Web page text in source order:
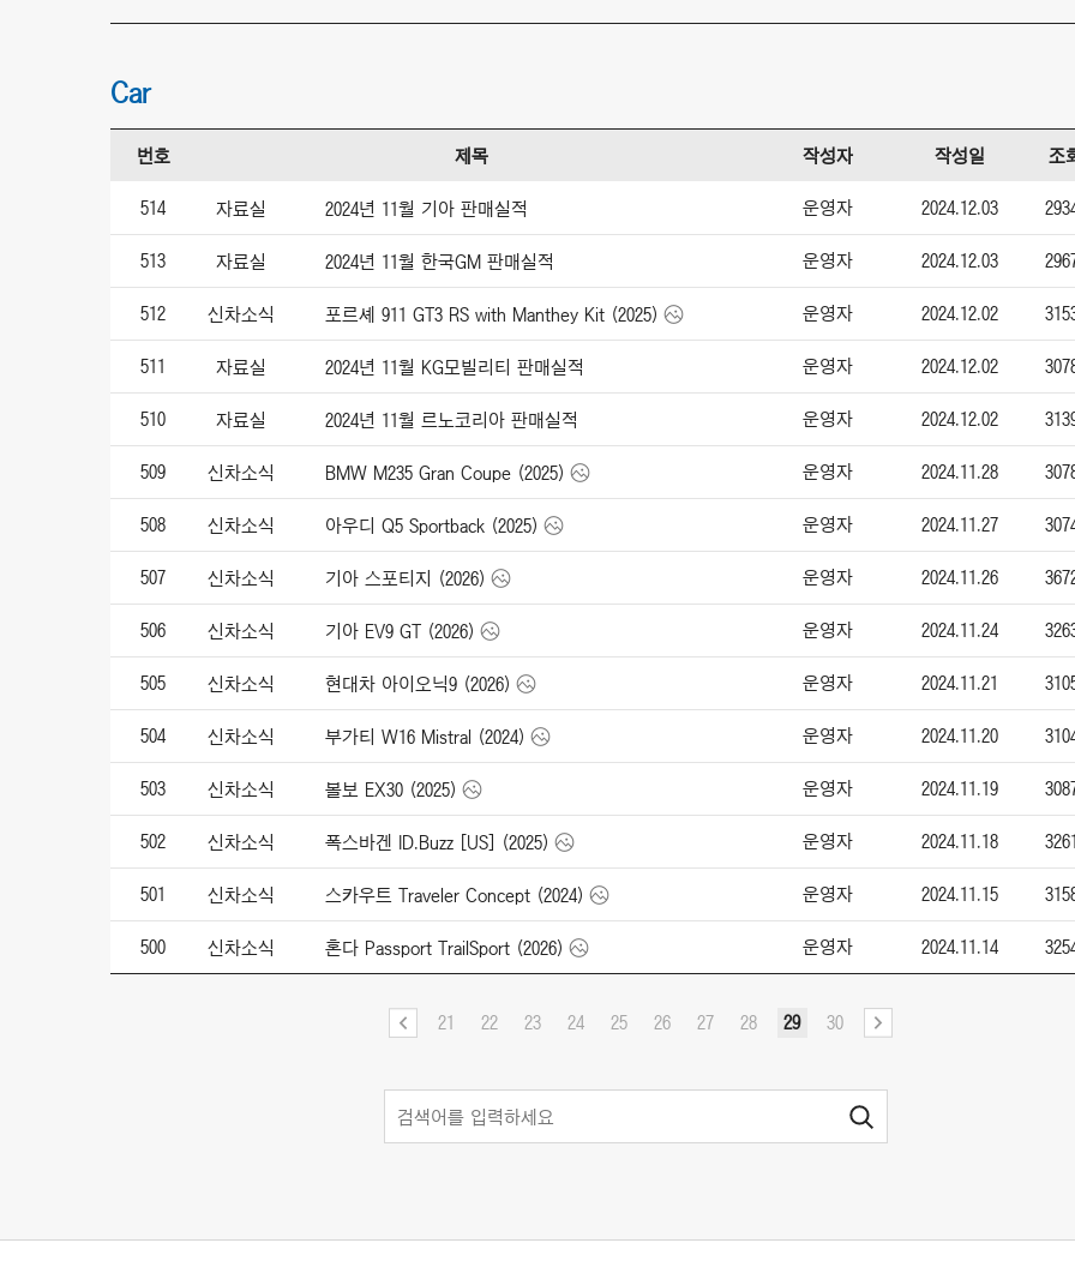
Car
번호 제목 작성자 작성일 조
514 자료실 2024년 11월 기아 판매실적 운영자 2024.12.03
513 자료실 2024년 11월 한국GM 판매실적 운영자 2024.12.03
512 신차소식 포르셰 911 GT3 RS with Manthey Kit (2025) 운영자 2024.12.02
511 자료실 2024년 11월 KG모빌리티 판매실적 운영자 2024.12.02
510 자료실 2024년 11월 르노코리아 판매실적 운영자 2024.12.02
509 신차소식 BMW M235 Gran Coupe (2025) 운영자 2024.11.28
508 신차소식 아우디 Q5 Sportback (2025) 운영자 2024.11.27
507 신차소식 기아 스포티지 (2026) 운영자 2024.11.26
506 신차소식 기아 EV9 GT (2026) 운영자 2024.11.24
505 신차소식 현대차 아이오닉9 (2026) 운영자 2024.11.21
504 신차소식 부가티 W16 Mistral (2024) 운영자 2024.11.20
503 신차소식 볼보 EX30 (2025) 운영자 2024.11.19
502 신차소식 폭스바겐 ID.Buzz [US] (2025) 운영자 2024.11.18
501 신차소식 스카우트 Traveler Concept (2024) 운영자 2024.11.15
500 신차소식 혼다 Passport TrailSport (2026) 운영자 2024.11.14
21 22 23 24 25 26 27 28 29 30